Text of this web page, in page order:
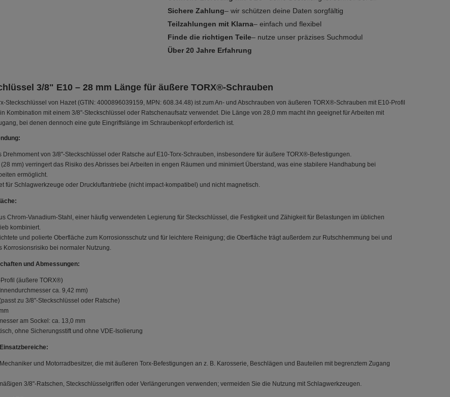
Sichere Zahlung– wir schützen deine Daten sorgfältig
Teilzahlungen mit Klarna– einfach und flexibel
Finde die richtigen Teile– nutze unser präzises Suchmodul
Über 20 Jahre Erfahrung
3/8" E10 – 28 mm Länge für äußere TORX®-Schrauben
Steckschlüssel von Hazet (GTIN: 4000896039159, MPN: 608.34.48) ist zum An- und Abschrauben von äußeren TORX®-Schrauben mit E10-Profil
Kombination mit einem 3/8"-Steckschlüssel oder Ratschenaufsatz verwendet. Die Länge von 28,0 mm macht ihn geeignet für Arbeiten mit
bei denen dennoch eine gute Eingriffslänge im Schraubenkopf erforderlich ist.
Drehmoment von 3/8"-Steckschlüssel oder Ratsche auf E10-Torx-Schrauben, insbesondere für äußere TORX®-Befestigungen.
mm) verringert das Risiko des Abrisses bei Arbeiten in engen Räumen und minimiert Überstand, was eine stabilere Handhabung bei
ermöglicht.
für Schlagwerkzeuge oder Druckluftantriebe (nicht impact-kompatibel) und nicht magnetisch.
Chrom-Vanadium-Stahl, einer häufig verwendeten Legierung für Steckschlüssel, die Festigkeit und Zähigkeit für Belastungen im üblichen
kombiniert.
und polierte Oberfläche zum Korrosionsschutz und für leichtere Reinigung; die Oberfläche trägt außerdem zur Rutschhemmung bei und
Korrosionsrisiko bei normaler Nutzung.
und Abmessungen:
Profil (äußere TORX®)
ca. 9,42 mm)
zu 3/8"-Steckschlüssel oder Ratsche)
am Sockel: ca. 13,0 mm
ohne Sicherungsstift und ohne VDE-Isolierung
und Motorradbesitzer, die mit äußeren Torx-Befestigungen an z. B. Karosserie, Beschlägen und Bauteilen mit begrenztem Zugang
3/8"-Ratschen, Steckschlüsselgriffen oder Verlängerungen verwenden; vermeiden Sie die Nutzung mit Schlagwerkzeugen.